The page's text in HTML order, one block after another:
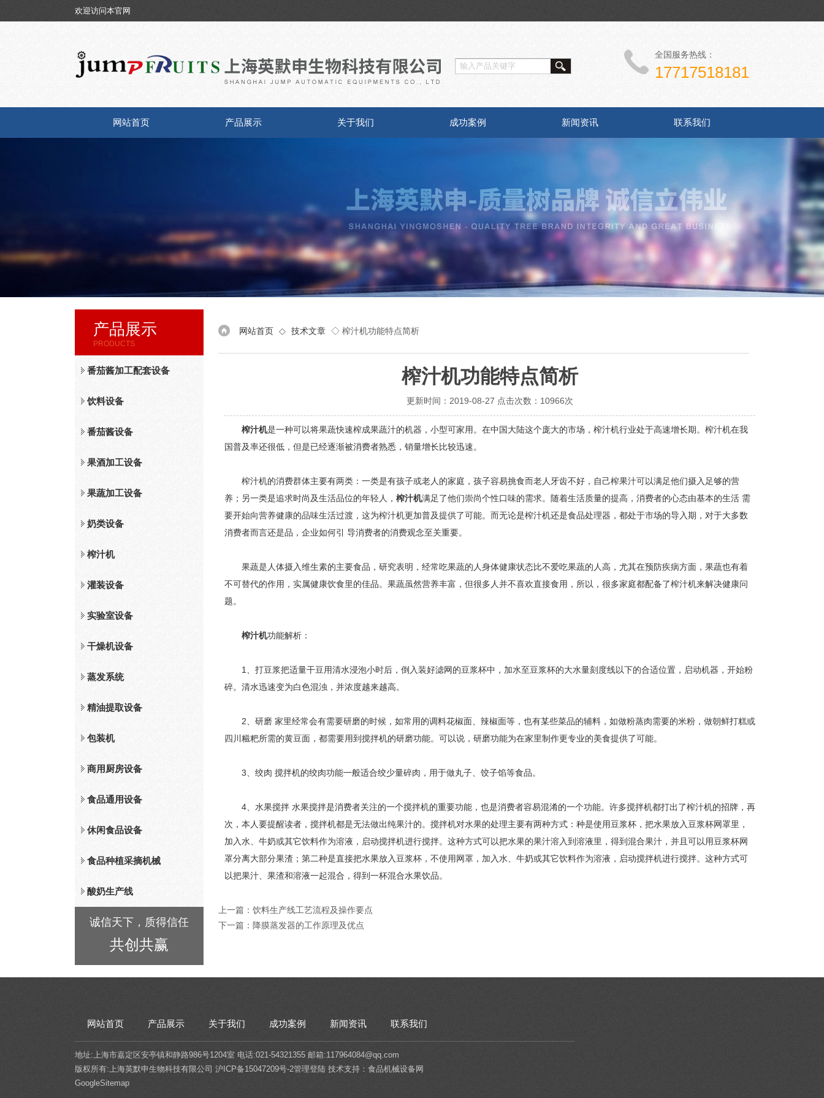
欢迎访问本官网
全国服务热线：
17717518181
网站首页 产品展示 关于我们 成功案例 新闻资讯 联系我们
产品展示
PRODUCTS
番茄酱加工配套设备
饮料设备
番茄酱设备
果酒加工设备
果蔬加工设备
奶类设备
榨汁机
灌装设备
实验室设备
干燥机设备
蒸发系统
精油提取设备
包装机
商用厨房设备
食品通用设备
休闲食品设备
食品种植采摘机械
酸奶生产线
诚信天下，质得信任
共创共赢
网站首页 ◇ 技术文章 ◇ 榨汁机功能特点简析
榨汁机功能特点简析
更新时间：2019-08-27 点击次数：10966次
榨汁机是一种可以将果蔬快速榨成果蔬汁的机器，小型可家用。在中国大陆这个庞大的市场，榨汁机行业处于高速增长期。榨汁机在我
国普及率还很低，但是已经逐渐被消费者熟悉，销量增长比较迅速。
榨汁机的消费群体主要有两类：一类是有孩子或老人的家庭，孩子容易挑食而老人牙齿不好，自己榨果汁可以满足他们摄入足够的营
养；另一类是追求时尚及生活品位的年轻人， 榨汁机满足了他们崇尚个性口味的需求。随着生活质量的提高，消费者的心态由基本的生活 需
要开始向营养健康的品味生活过渡，这为榨汁机更加普及提供了可能。而无论是榨汁机还是食品处理器，都处于市场的导入期，对于大多数
消费者而言还是品，企业如何引 导消费者的消费观念至关重要。
果蔬是人体摄入维生素的主要食品，研究表明，经常吃果蔬的人身体健康状态比不爱吃果蔬的人高，尤其在预防疾病方面，果蔬也有着
不可替代的作用，实属健康饮食里的佳品。果蔬虽然营养丰富，但很多人并不喜欢直接食用，所以，很多家庭都配备了榨汁机来解决健康问
题。
榨汁机功能解析：
1、打豆浆把适量干豆用清水浸泡小时后，倒入装好滤网的豆浆杯中，加水至豆浆杯的大水量刻度线以下的合适位置，启动机器，开始粉
碎。清水迅速变为白色混浊，并浓度越来越高。
2、研磨 家里经常会有需要研磨的时候，如常用的调料花椒面、辣椒面等，也有某些菜品的辅料，如做粉蒸肉需要的米粉，做朝鲜打糕或
四川糍粑所需的黄豆面，都需要用到搅拌机的研磨功能。可以说，研磨功能为在家里制作更专业的美食提供了可能。
3、绞肉 搅拌机的绞肉功能一般适合绞少量碎肉，用于做丸子、饺子馅等食品。
4、水果搅拌 水果搅拌是消费者关注的一个搅拌机的重要功能，也是消费者容易混淆的一个功能。许多搅拌机都打出了榨汁机的招牌，再
次，本人要提醒读者，搅拌机都是无法做出纯果汁的。搅拌机对水果的处理主要有两种方式：种是使用豆浆杯，把水果放入豆浆杯网罩里，
加入水、牛奶或其它饮料作为溶液，启动搅拌机进行搅拌。这种方式可以把水果的果汁溶入到溶液里，得到混合果汁，并且可以用豆浆杯网
罩分离大部分果渣；第二种是直接把水果放入豆浆杯，不使用网罩，加入水、牛奶或其它饮料作为溶液，启动搅拌机进行搅拌。这种方式可
以把果汁、果渣和溶液一起混合，得到一杯混合水果饮品。
上一篇： 饮料生产线工艺流程及操作要点
下一篇： 降膜蒸发器的工作原理及优点
网站首页 产品展示 关于我们 成功案例 新闻资讯 联系我们
地址:上海市嘉定区安亭镇和静路986号1204室 电话:021-54321355 邮箱:117964084@qq.com
版权所有:上海英默申生物科技有限公司 沪ICP备15047209号-2管理登陆 技术支持： 食品机械设备网
GoogleSitemap